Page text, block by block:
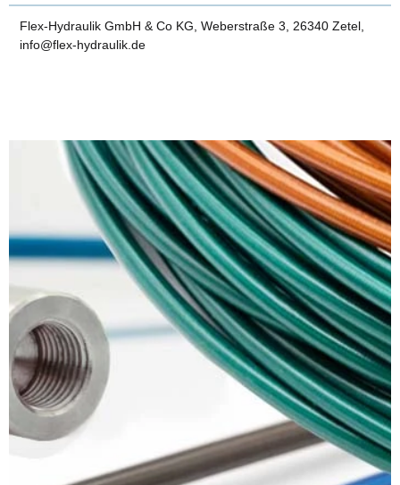
Flex-Hydraulik GmbH & Co KG, Weberstraße 3, 26340 Zetel,
info@flex-hydraulik.de